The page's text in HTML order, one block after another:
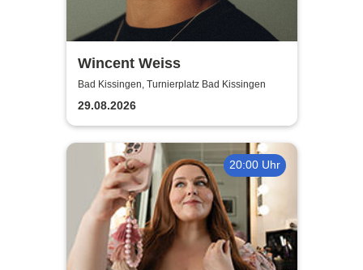
Wincent Weiss
Bad Kissingen, Turnierplatz Bad Kissingen
29.08.2026
20:00 Uhr